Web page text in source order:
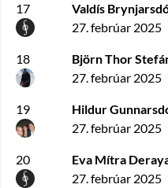
17
Valdís
27. febrúar 2025
18
Björn Thor
27. febrúar 2025
19
Hildur
27. febrúar 2025
20
Eva Mítra
27. febrúar 2025